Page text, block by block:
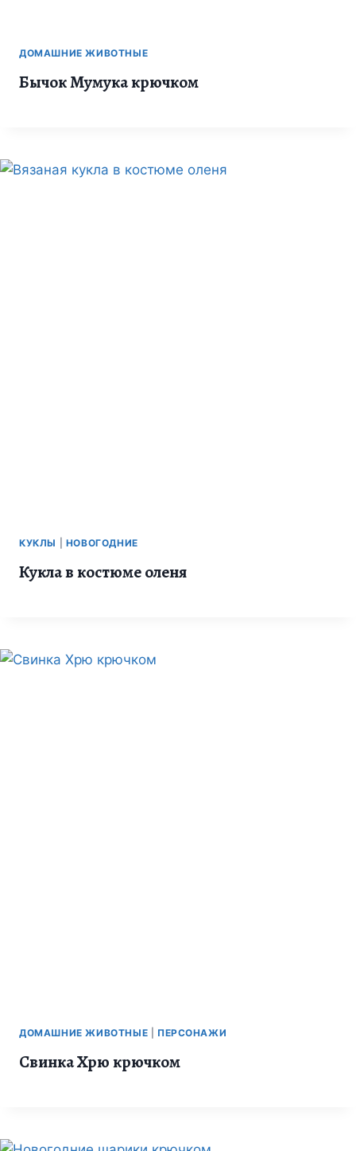
ДОМАШНИЕ ЖИВОТНЫЕ
Бычок Мумука крючком
КУКЛЫ НОВОГОДНИЕ
Кукла в костюме оленя
ДОМАШНИЕ ЖИВОТНЫЕ ПЕРСОНАЖИ
Свинка Хрю крючком